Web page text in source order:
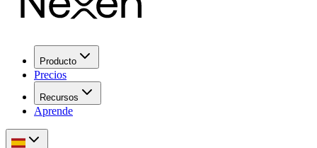
Producto
Precios
Recursos
Aprende